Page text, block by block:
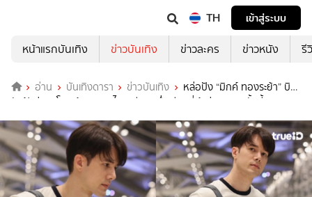
TH
เข้าสู่ระบบ
หน้าแรกบันเทิง
ข่าวบันเทิง ข่าวละคร ข่าวหนัง รี
อ่าน บันเทิงดารา ข่าวบันเทิง
หล่อปัง “มิกค์ ทองระย้า” บิน
ลัดฟ้าสู่กรุงโซล ผู้ชายจากไทยเพียงหนึ่งเดียวที่เข้าร่วมงานครั้งนี้